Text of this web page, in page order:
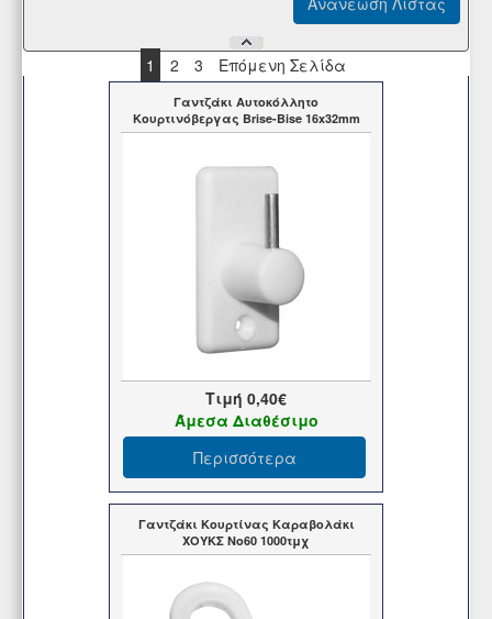
1 2 3 Επόμενη Σελίδα
Γαντζάκι Αυτοκόλλητο
Κουρτινόβεργας Brise-Bise 16x32mm
Τιμή 0,40€
Άμεσα Διαθέσιμο
Περισσότερα
Γαντζάκι Κουρτίνας Καραβολάκι
ΧΟΥΚΣ Νο60 1000τμχ